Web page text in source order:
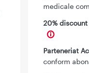
medicale
20%
Parteneriat
conform